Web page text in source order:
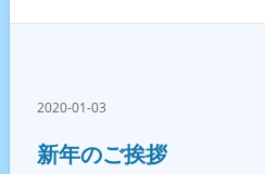
2020-01-03
新年のご挨拶